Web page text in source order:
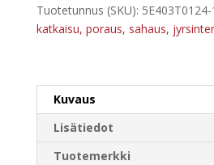
330
mm,
määrä
Tuotetunnus (SKU): 5E403T0124-
katkaisu, poraus, sahaus,
Kuvaus
Lisätiedot
Tuotemerkki